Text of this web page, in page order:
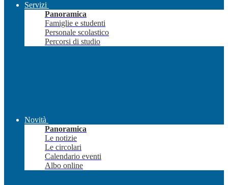
Servizi
Panoramica
Famiglie e studenti
Personale scolastico
Percorsi di studio
Novità
Panoramica
Le notizie
Le circolari
Calendario eventi
Albo online